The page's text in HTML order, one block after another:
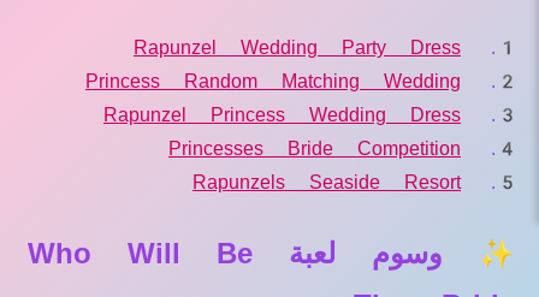
Rapunzel Wedding Party Dress
Princess Random Matching Wedding
Rapunzel Princess Wedding Dress
Princesses Bride Competition
Rapunzels Seaside Resort
✨ وسوم لعبة Who Will Be